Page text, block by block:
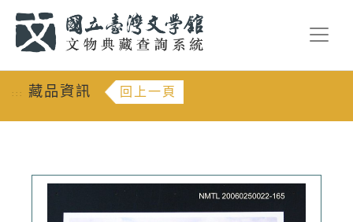
::: 藏品資訊 回上一頁